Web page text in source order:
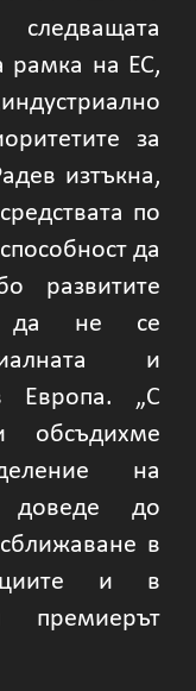
рамка на ЕС,
за
изтъкна,
по
да
развитите
да не се
и
Европа. „С
обсъдихме
на
доведе до
в
и в
премиерът